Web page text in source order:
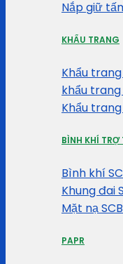
Nắp giữ
KHẨU TRANG
Khẩu
khẩu
Khẩu
BÌNH KHÍ
Bình khí
Khung đai
Mặt nạ
PAPR